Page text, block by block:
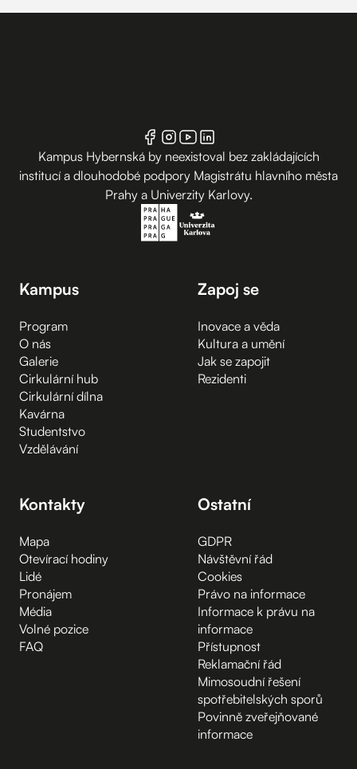
Kampus Hybernská by neexistoval bez zakládajících
institucí a dlouhodobé podpory Magistrátu hlavního města
Prahy a Univerzity Karlovy.
Kampus
Program
O nás
Galerie
Cirkulární hub
Cirkulární dílna
Kavárna
Studentstvo
Vzdělávání
Zapoj se
Inovace a věda
Kultura a umění
Jak se zapojit
Rezidenti
Kontakty
Mapa
Otevírací hodiny
Lidé
Pronájem
Média
Volné pozice
FAQ
Ostatní
GDPR
Návštěvní řád
Cookies
Právo na informace
Informace k právu na
informace
Přístupnost
Reklamační řád
Mimosoudní řešení
spotřebitelských sporů
Povinně zveřejňované
informace